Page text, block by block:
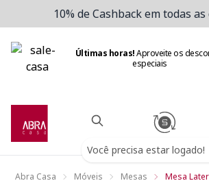
10% de Cashback em todas
Últimas horas!Aproveite os
especiais
Você precisa estar logado!
Abra Casa Móveis Mesas Mesa